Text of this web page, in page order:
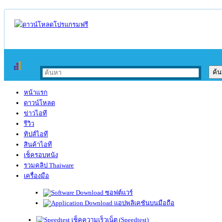
หน้าแรก
ดาวน์โหลด
ข่าวไอที
รีวิว
ทิปส์ไอที
สินค้าไอที
เช็ครอบหนัง
รวมคลิป Thaiware
เครื่องมือ
ซอฟต์แวร์
แอปพลิเคชันบนมือถือ
เช็คความเร็วเน็ต (Speedtest)